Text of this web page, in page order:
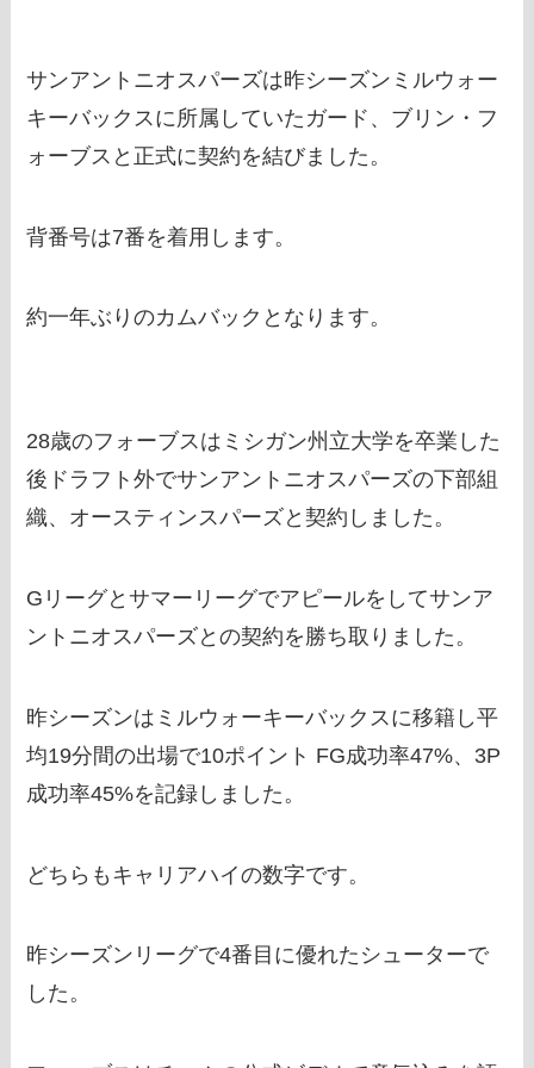
サンアントニオスパーズは昨シーズンミルウォー
キーバックスに所属していたガード、ブリン・フ
ォーブスと正式に契約を結びました。
背番号は7番を着用します。
約一年ぶりのカムバックとなります。
28歳のフォーブスはミシガン州立大学を卒業した
後ドラフト外でサンアントニオスパーズの下部組
織、オースティンスパーズと契約しました。
Gリーグとサマーリーグでアピールをしてサンア
ントニオスパーズとの契約を勝ち取りました。
昨シーズンはミルウォーキーバックスに移籍し平
均19分間の出場で10ポイント FG成功率47%、3P
成功率45%を記録しました。
どちらもキャリアハイの数字です。
昨シーズンリーグで4番目に優れたシューターで
した。